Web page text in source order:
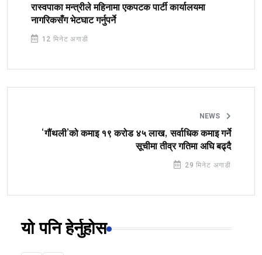
रास्वपाका मन्त्रीले महिनामा एकपटक पार्टी कार्यालयमा
नागरिकसँग भेटघाट गर्नुपर्ने
12 मिनेट अगाडी
NEWS
‘गौंथली’को कमाइ १९ करोड ४५ लाख, सर्वाधिक कमाइ गर्ने
सूचीमा तीव्र गतिमा अघि बढ्दै
29 मिनेट अगाडी
यो पनि हेर्नुहोस